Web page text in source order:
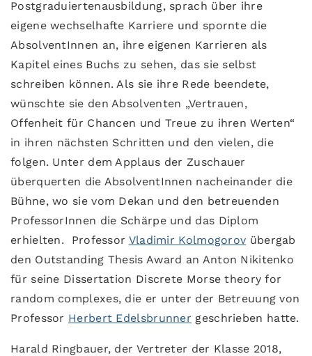
Postgraduiertenausbildung, sprach über ihre
eigene wechselhafte Karriere und spornte die
AbsolventInnen an, ihre eigenen Karrieren als
Kapitel eines Buchs zu sehen, das sie selbst
schreiben können. Als sie ihre Rede beendete,
wünschte sie den Absolventen „Vertrauen,
Offenheit für Chancen und Treue zu ihren Werten“
in ihren nächsten Schritten und den vielen, die
folgen. Unter dem Applaus der Zuschauer
überquerten die AbsolventInnen nacheinander die
Bühne, wo sie vom Dekan und den betreuenden
ProfessorInnen die Schärpe und das Diplom
erhielten. Professor Vladimir Kolmogorov übergab
den Outstanding Thesis Award an Anton Nikitenko
für seine Dissertation Discrete Morse theory for
random complexes, die er unter der Betreuung von
Professor Herbert Edelsbrunner geschrieben hatte.
Harald Ringbauer, der Vertreter der Klasse 2018,